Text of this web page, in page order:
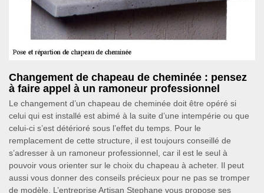
Changement de chapeau de cheminée : pensez
à faire appel à un ramoneur professionnel
Le changement d’un chapeau de cheminée doit être opéré si
celui qui est installé est abimé à la suite d’une intempérie ou que
celui-ci s’est détérioré sous l’effet du temps. Pour le
remplacement de cette structure, il est toujours conseillé de
s’adresser à un ramoneur professionnel, car il est le seul à
pouvoir vous orienter sur le choix du chapeau à acheter. Il peut
aussi vous donner des conseils précieux pour ne pas se tromper
de modèle. L’entreprise Artisan Stephane vous propose ses